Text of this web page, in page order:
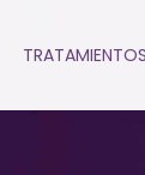
TRATAMIENTOS